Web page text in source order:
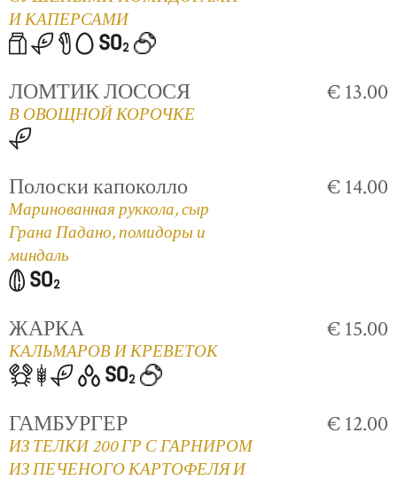
И КАПЕРСАМИ
ЛОМТИК ЛОСОСЯ
В ОВОЩНОЙ КОРОЧКЕ
€ 13.00
Полоски капоколло
Маринованная руккола, сыр
Грана Падано, помидоры и
миндаль
€ 14.00
ЖАРКА
КАЛЬМАРОВ И КРЕВЕТОК
€ 15.00
ГАМБУРГЕР
ИЗ ТЕЛКИ 200 ГР С ГАРНИРОМ
ИЗ ПЕЧЕНОГО КАРТОФЕЛЯ И
€ 12.00